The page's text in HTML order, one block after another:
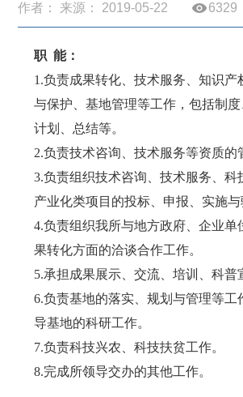
作者： 来源： 2019-05-22 6329
职 能：
1.负责成果转化、技术服务、知识产
与保护、基地管理等工作，包括制
计划、总结等。
2.负责技术咨询、技术服务等资质的
3.负责组织技术咨询、技术服务、科
产业化类项目的投标、申报、实施与
4.负责组织我所与地方政府、企业单
果转化方面的洽谈合作工作。
5.承担成果展示、交流、培训、科普
6.负责基地的落实、规划与管理等工
导基地的科研工作。
7.负责科技兴农、科技扶贫工作。
8.完成所领导交办的其他工作。